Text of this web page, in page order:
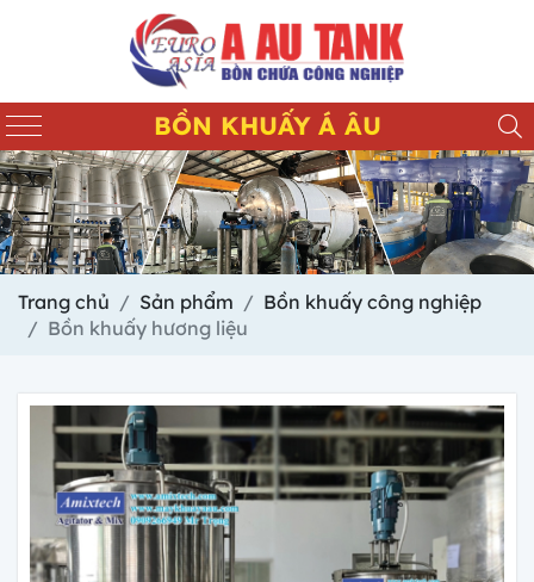
BỒN KHUẤY Á ÂU
Trang chủ Sản phẩm
Bồn khuấy công nghiệp
Bồn khuấy hương liệu